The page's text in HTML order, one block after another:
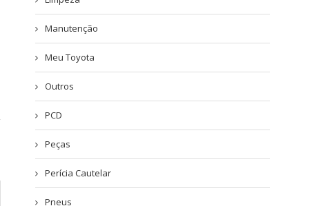
Manutenção
Meu Toyota
Outros
PCD
Peças
Perícia Cautelar
Pneus